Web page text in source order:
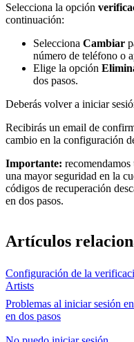
Selecciona la opción
continuación:
Selecciona Cambiar
número de teléfono o
Elige la opción
dos pasos.
Deberás volver a iniciar
Recibirás un email de
cambio en la configuración
Importante:
una mayor seguridad en la
códigos de recuperación
en dos pasos.
Artículos
Configuración de la
Artists
Problemas al iniciar sesión
en dos pasos